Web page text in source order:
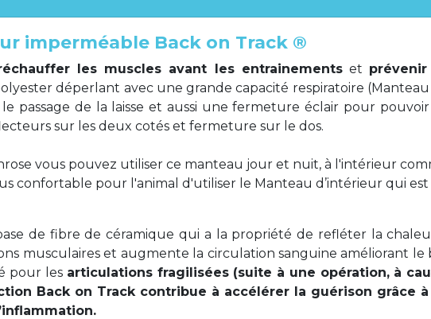
imperméable Back on Track ®
les muscles avant les entrainementset
déperlant avec une grande capacité respiratoire
passage de la laisse et aussi une fermeture éclair pour
sur les deux cotés et fermeture sur le dos.
vous pouvez utiliser ce manteau jour et nuit, à l'intérieur
confortable pour l'animal d'utiliser le Manteau d’intérieur qui
de fibre de céramique qui a la propriété de refléter la
musculaires et augmente la circulation sanguine améliorant le
pour les articulations fragilisées (suite à une opération, à
Back on Track contribue à accélérer la guérison grâce